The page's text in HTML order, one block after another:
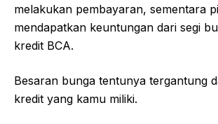
melakukan pembayaran, sementara
mendapatkan keuntungan dari segi
kredit BCA.
Besaran bunga tentunya tergantung
kredit yang kamu miliki.